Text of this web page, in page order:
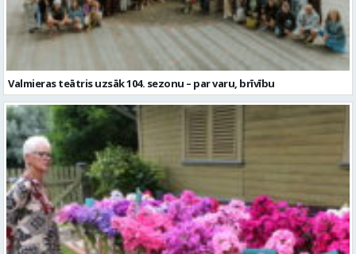
Valmieras teātris uzsāk 104. sezonu – par varu, brīvību